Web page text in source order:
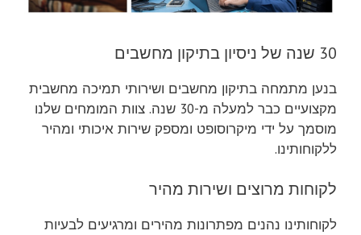
30 שנה של ניסיון בתיקון מחשבים
בנען מתמחה בתיקון מחשבים ושירותי תמיכה מחשבית
מקצועיים כבר למעלה מ-30 שנה. צוות המומחים שלנו
מוסמך על ידי מיקרוסופט ומספק שירות איכותי ומהיר
ללקוחותינו.
לקוחות מרוצים ושירות מהיר
לקוחותינו נהנים מפתרונות מהירים ומרגיעים לבעיות